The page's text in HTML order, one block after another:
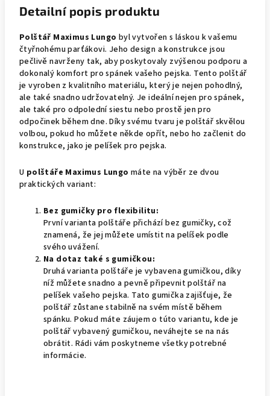
Detailní popis produktu
Polštář Maximus Lungo byl vytvořen s láskou k vašemu
čtyřnohému parťákovi. Jeho design a konstrukce jsou
pečlivě navrženy tak, aby poskytovaly zvýšenou podporu a
dokonalý komfort pro spánek vašeho pejska. Tento polštář
je vyroben z kvalitního materiálu, který je nejen pohodlný,
ale také snadno udržovatelný. Je ideální nejen pro spánek,
ale také pro odpolední siestu nebo prostě jen pro
odpočinek během dne. Díky svému tvaru je polštář skvělou
volbou, pokud ho můžete někde opřít, nebo ho začlenit do
konstrukce, jako je pelíšek pro pejska.
U polštáře Maximus Lungo máte na výběr ze dvou
praktických variant:
Bez gumičky pro flexibilitu:
První varianta polštáře přichází bez gumičky, což
znamená, že jej můžete umístit na pelíšek podle
svého uvážení.
Na dotaz také s gumičkou:
Druhá varianta polštáře je vybavena gumičkou, díky
níž můžete snadno a pevně připevnit polštář na
pelíšek vašeho pejska. Tato gumička zajišťuje, že
polštář zůstane stabilně na svém místě během
spánku. Pokud máte záujem o túto variantu, kde je
polštář vybavený gumičkou, neváhejte se na nás
obrátit. Rádi vám poskytneme všetky potrebné
informácie.